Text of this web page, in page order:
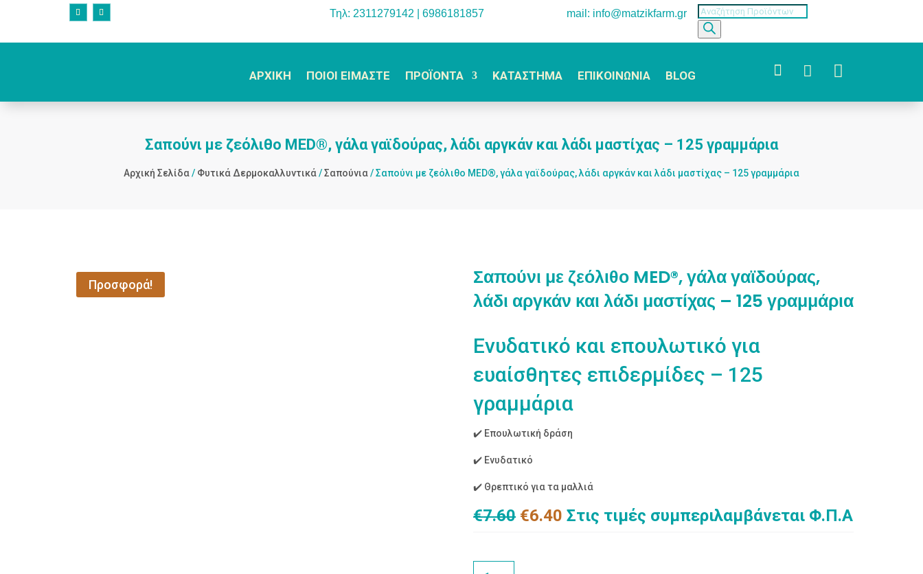
Τηλ: 2311279142 | 6986181857 mail: info@matzikfarm.gr
Products
search
ΑΡΧΙΚΗ ΠΟΙΟΙ ΕΙΜΑΣΤΕ ΠΡΟΪΟΝΤΑ ΚΑΤΑΣΤΗΜΑ ΕΠΙΚΟΙΝΩΝΙΑ BLOG   
Σαπούνι με ζεόλιθο MED®, γάλα γαϊδούρας, λάδι αργκάν και λάδι μαστίχας – 125 γραμμάρια
Αρχική Σελίδα/ Φυτικά Δερμοκαλλυντικά/Σαπούνια/ Σαπούνι με ζεόλιθο MED®, γάλα γαϊδούρας, λάδι αργκάν και λάδι μαστίχας – 125 γραμμάρια
Προσφορά!
Σαπούνι με ζεόλιθο MED®, γάλα γαϊδούρας,
λάδι αργκάν και λάδι μαστίχας – 125 γραμμάρια
Ενυδατικό και επουλωτικό για
ευαίσθητες επιδερμίδες – 125
γραμμάρια
✔️ Επουλωτική δράση
✔️ Ενυδατικό
✔️ Θρεπτικό για τα μαλλιά
€7.60 Original
€6.40 Η
Στις τιμές συμπεριλαμβάνεται Φ.Π.Α